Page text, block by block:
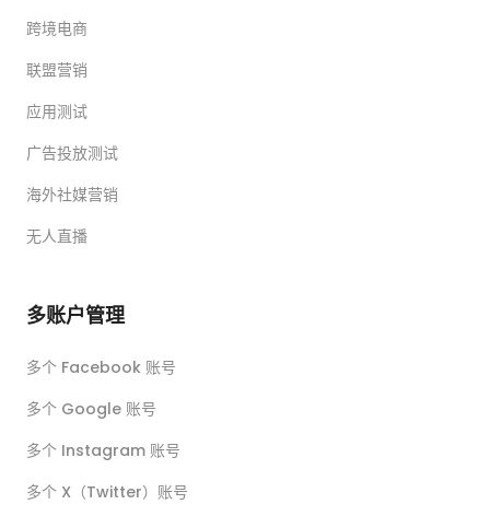
跨境电商
联盟营销
应用测试
广告投放测试
海外社媒营销
无人直播
多账户管理
多个 Facebook 账号
多个 Google 账号
多个 Instagram 账号
多个 X（Twitter）账号